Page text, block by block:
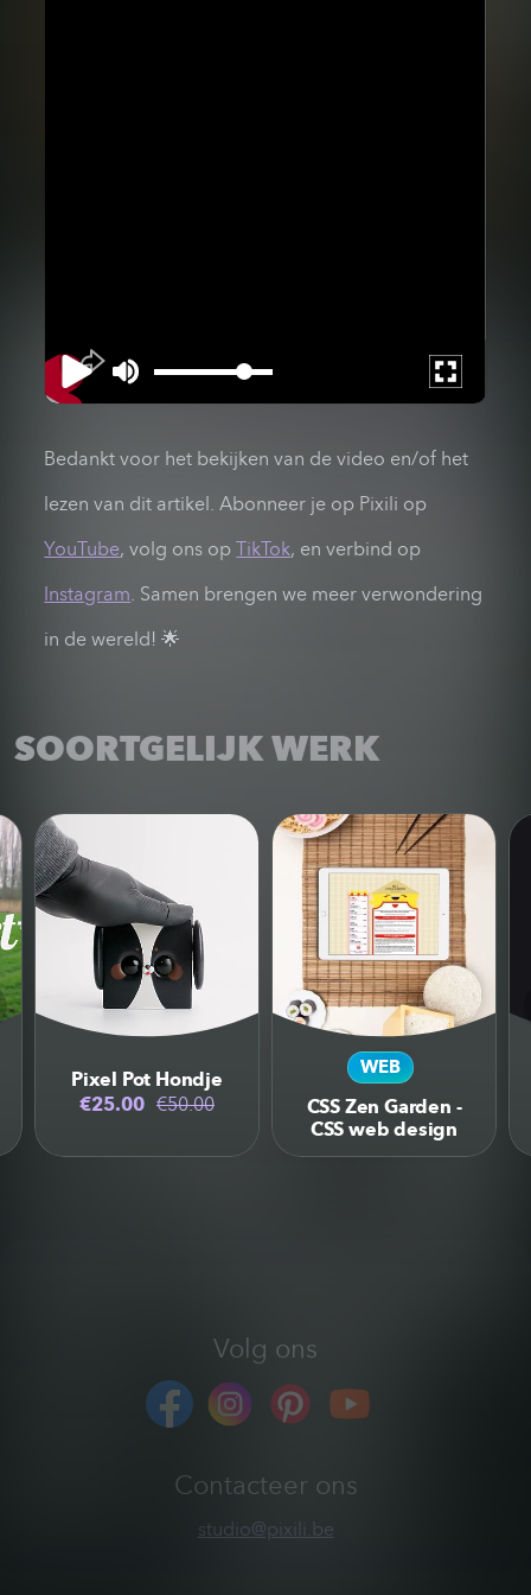
Bedankt voor het bekijken van de video en/of het
lezen van dit artikel. Abonneer je op Pixili op
YouTube, volg ons opTikTok, en verbind op
Instagram. Samen brengen we meer verwondering
in de wereld! 🌟
SOORTGELIJK WERK
Pixel Pot Hondje
€25.00 €50.00
WEB
CSS Zen Garden -
CSS web design
Volg ons
Contacteer ons
studio@pixili.be